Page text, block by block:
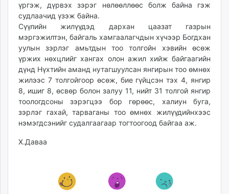
shudarga.mn
shuurhai.mn
unuudur.mn
isee.mn
mglradio.com
fact.mn
itoim.mn
tumen.mn
shuum.mn
times.mn
mass.mn
үргэж, дүрвэх зэрэг нөлөөллөөс болж байна гэж
судлаачид үзэж байна.
Сүүлийн жилүүдэд дархан цаазат газрын
мэргэжилтэн, байгаль хамгаалагчдын хүчээр Богдхан
уулын зэрлэг амьтдын тоо толгойн хэвийн өсөж
үржих нөхцлийг хангах олон ажил хийж байгаагийн
дүнд Нүхтийн аманд нутагшуулсан янгирын тоо өмнөх
жилээс 7 толгойгоор өсөж, бие гүйцсэн тэх 4, янгир
8, ишиг 8, өсвөр болон залуу 11, нийт 31 толгой янгир
тоологдсоны зэрэгцээ бор гөрөөс, халиун буга,
зэрлэг гахай, тарваганы тоо өмнөх жилүүдийнхээс
нэмэгдсэнийг судалгаагаар тогтоогоод байгаа аж.
Х.Даваа